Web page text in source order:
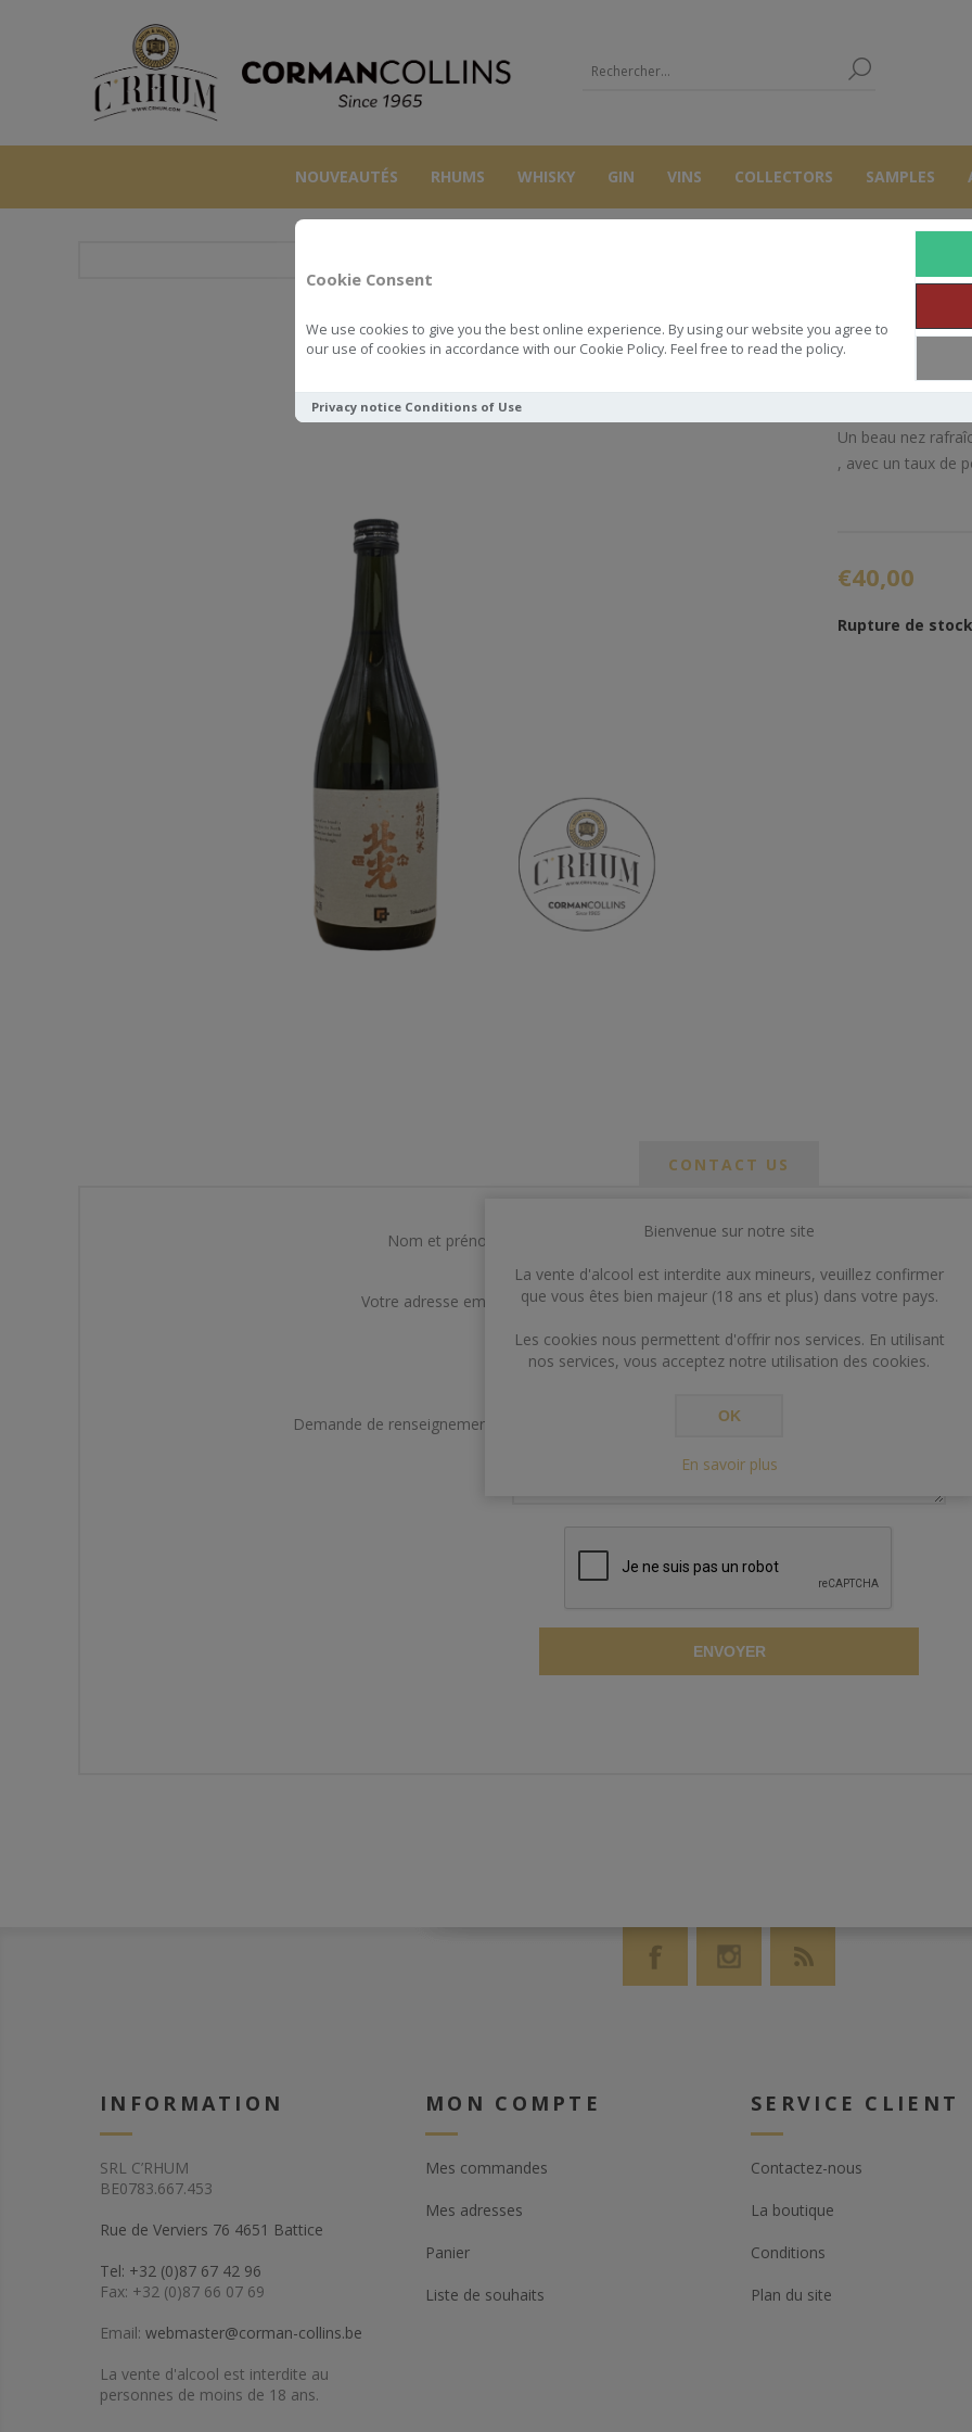
Cookie Consent
We use cookies to give you the best online experience. By using our website you agree to
our use of cookies in accordance with our Cookie Policy. Feel free to read the policy.
Privacy notice Conditions of Use
NOUVEAUTÉS RHUMS WHISKY GIN VINS COLLECTORS SAMPLES
SAKE KADOGUCHI
Un beau nez
, avec un taux de
€40,00
Rupture de stock
CONTACT US
Nom et prénom
Votre adresse email
Demande de renseignements
ENVOYER
INFORMATION
SRL C’RHUM
BE0783.667.453
Rue de Verviers 76 4651 Battice
Tel: +32 (0)87 67 42 96
Fax: +32 (0)87 66 07 69
Email: webmaster@corman-collins.be
La vente d'alcool est interdite au
personnes de moins de 18 ans.
MON COMPTE
Mes commandes
Mes adresses
Panier
Liste de souhaits
SERVICE CLIENT
Contactez-nous
La boutique
Conditions
Plan du site
Bienvenue sur notre site
La vente d'alcool est interdite aux mineurs, veuillez confirmer
que vous êtes bien majeur (18 ans et plus) dans votre pays.
Les cookies nous permettent d'offrir nos services. En utilisant
nos services, vous acceptez notre utilisation des cookies.
OK
En savoir plus